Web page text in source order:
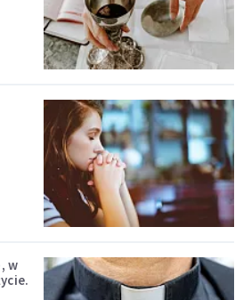
w